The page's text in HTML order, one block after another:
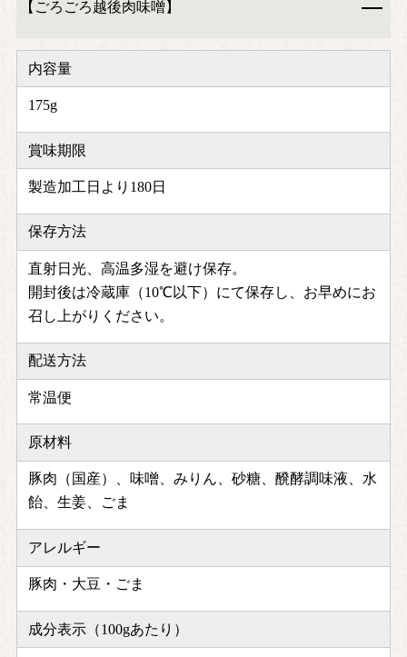
【ごろごろ越後肉味噌】
内容量
175g
賞味期限
製造加工日より180日
保存方法
直射日光、高温多湿を避け保存。
開封後は冷蔵庫（10℃以下）にて保存し、お早めにお
召し上がりください。
配送方法
常温便
原材料
豚肉（国産）、味噌、みりん、砂糖、醗酵調味液、水
飴、生姜、ごま
アレルギー
豚肉・大豆・ごま
成分表示（100gあたり）